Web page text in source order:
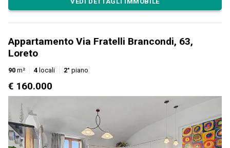
Appartamento Via Fratelli Brancondi, 63,
Loreto
90 m² 4 locali 2° piano
€ 160.000